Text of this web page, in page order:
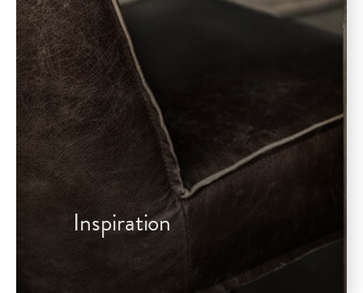
Inspiration